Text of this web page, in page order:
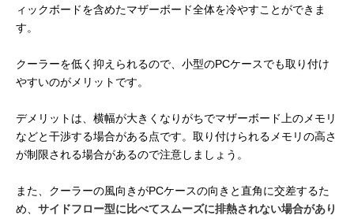
ィックボードを含めたマザーボード全体を冷やすことができま
す。
クーラーを低く抑えられるので、小型のPCケースでも取り付け
やすいのがメリットです。
デメリットは、横幅が大きくなりがちでマザーボード上のメモリ
などと干渉する場合がある点です。取り付けられるメモリの高さ
が制限される場合があるので注意しましょう。
また、クーラーの風向きがPCケースの向きと直角に交差するた
め、 サイドフロー型に比べてスムーズに排熱されない場合があり